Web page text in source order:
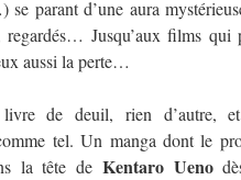
se parant d’une aura
regardés… Jusqu’aux films
aussi la perte…
de deuil, rien d’autre,
tel. Un manga dont le
la tête de Kentaro Ueno